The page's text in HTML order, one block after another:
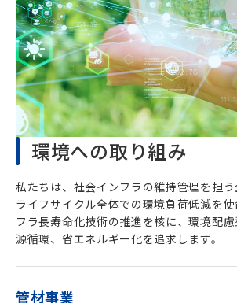
環境への取り組み
私たちは、社会インフラの維持管理を担
ライフサイクル全体での環境負荷低減を
フラ長寿命化技術の推進を核に、環境配
源循環、省エネルギー化を追求します。
管材事業